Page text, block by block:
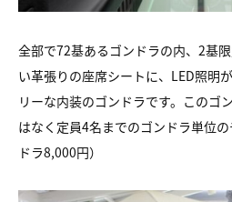
全部で72基あるゴンドラの内、2基
い革張りの座席シートに、LED照明
リーな内装のゴンドラです。このゴ
はなく定員4名までのゴンドラ単位
ドラ8,000円）